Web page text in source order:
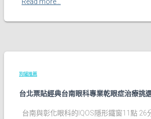
Read more…
狗罐推薦
台北票貼經典台南眼科專業乾眼症治療挑
台南與彰化眼科的IQOS隱形鐵窗11點 26